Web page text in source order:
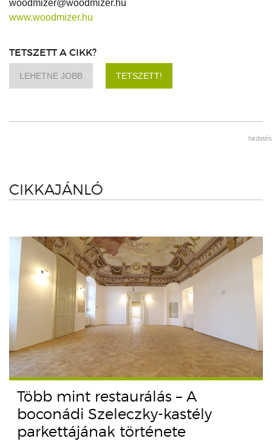
woodmizer@woodmizer.hu
www.woodmizer.hu
TETSZETT A CIKK?
LEHETNE JOBB TETSZETT!
hirdetés
CIKKAJÁNLÓ
Több mint restaurálás – A
boconádi Szeleczky-kastély
parkettájának története